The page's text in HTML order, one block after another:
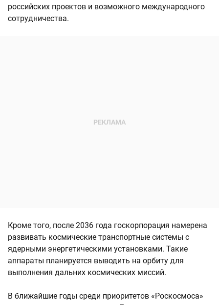
российских проектов и возможного международного
сотрудничества.
Кроме того, после 2036 года госкорпорация намерена
развивать космические транспортные системы с
ядерными энергетическими установками. Такие
аппараты планируется выводить на орбиту для
выполнения дальних космических миссий.
В ближайшие годы среди приоритетов «Роскосмоса»